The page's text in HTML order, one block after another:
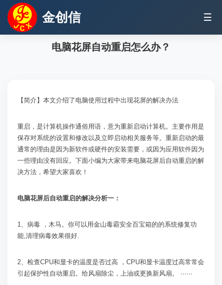
金创信 ☰
电脑花屏自动重启怎么办？
【简介】本文介绍了电脑使用过程中出现花屏的解决办法
重启，是计算机操作通俗用语，意为重新启动计算机。主要作用是
保存对系统的设置和修改以及立即启动相关服务等。重新启动的最
通常的理由是因为新软件或硬件的安装需要，或因为应用软件因为
一些理由没有回应。下面小编为大家带来电脑花屏后自动重启的解
决方法，希望大家喜欢！
电脑花屏后自动重启的解决分析一：
1、病毒 ，木马。你可以用金山毒霸安全百宝箱的的系统修复功
能,清理病毒效果很好.
2、检查CPU和显卡的温度是否过高 ， CPU和显卡温度过高常常会
引起保护性自动重启。给风扇除尘，上油或更换新风扇。 ······